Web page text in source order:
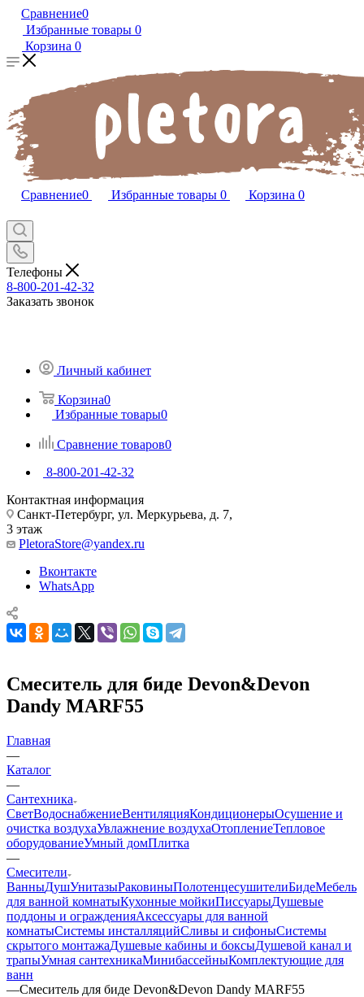
Сравнение0
Избранные товары 0
Корзина 0
Сравнение0 Избранные товары 0 Корзина 0
Телефоны
8-800-201-42-32
Заказать звонок
Личный кабинет
Корзина0
Избранные товары0
Сравнение товаров0
8-800-201-42-32
Контактная информация
Санкт-Петербург, ул. Меркурьева, д. 7,
3 этаж
PletoraStore@yandex.ru
Вконтакте
WhatsApp
Смеситель для биде Devon&Devon
Dandy MARF55
Главная
—
Каталог
—
Сантехника
СветВодоснабжениеВентиляцияКондиционерыОсушение и
очистка воздухаУвлажнение воздухаОтоплениеТепловое
оборудованиеУмный домПлитка
—
Смесители
ВанныДушУнитазыРаковиныПолотенцесушителиБидеМебель
для ванной комнатыКухонные мойкиПиссуарыДушевые
поддоны и огражденияАксессуары для ванной
комнатыСистемы инсталляцийСливы и сифоныСистемы
скрытого монтажаДушевые кабины и боксыДушевой канал и
трапыУмная сантехникаМинибассейныКомплектующие для
ванн
—Смеситель для биде Devon&Devon Dandy MARF55